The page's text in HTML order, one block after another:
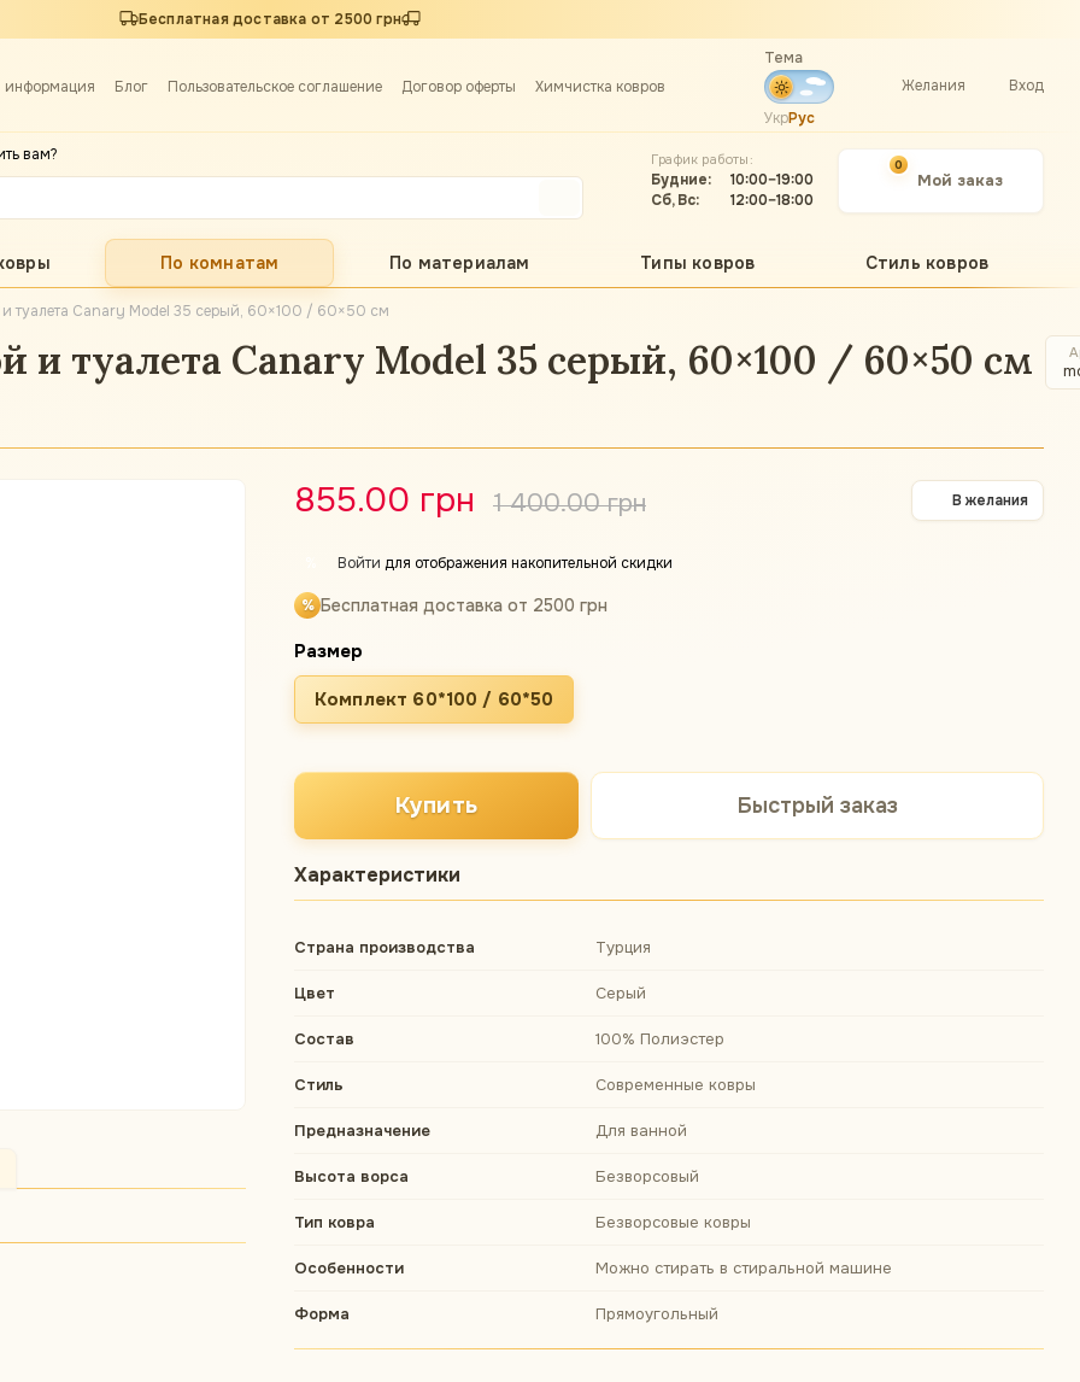
Бесплатная доставка от 2500 грн
информация Блог Пользовательское соглашение Договор оферты Химчистка ковров
Тема
УкрРус
Желания Вход
вам? График работы:
Будние:
10:00–19:00
Сб, Вс:
12:00–18:00
0
Мой заказ
По комнатам По материалам Типы ковров Стиль ковров
туалета Canary Model 35 серый, 60×100 / 60×50 см
и туалета Canary Model 35 серый, 60×100 / 60×50 см
855.00 грн 1 400.00 грн В желания
Войти для отображения накопительной скидки
Бесплатная доставка от 2500 грн
Размер
Комплект 60*100 / 60*50
Купить Быстрый заказ
Характеристики
Страна производства Турция
Цвет Серый
Состав 100% Полиэстер
Стиль Современные ковры
Предназначение Для ванной
Высота ворса Безворсовый
Тип ковра Безворсовые ковры
Особенности Можно стирать в стиральной машине
Форма Прямоугольный